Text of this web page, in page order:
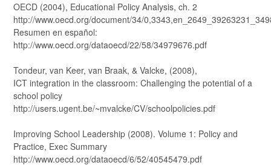
OECD (2004), Educational Policy Analysis, ch. 2
http://www.oecd.org/document/34/
Resumen en español:
http://www.oecd.org/dataoecd/22/58/34979676.pdf
Tondeur, van Keer, van Braak, & Valcke, (2008),
ICT integration in the classroom: Challenging the potential of a
school policy
http://users.ugent.be/~mvalcke/CV/schoolpolicies.pdf
Improving School Leadership (2008). Volume 1: Policy and
Practice, Exec Summary
http://www.oecd.org/dataoecd/6/52/40545479.pdf